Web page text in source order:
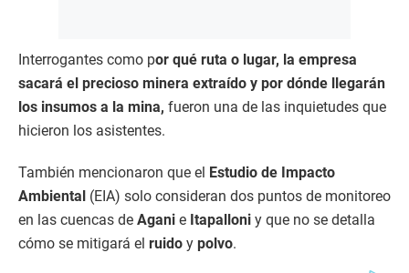
Interrogantes como por qué ruta o lugar, la empresa
sacará el precioso minera extraído y por dónde llegarán
los insumos a la mina, fueron una de las inquietudes que
hicieron los asistentes.
También mencionaron que el Estudio de Impacto
Ambiental (EIA) solo consideran dos puntos de monitoreo
en las cuencas de Agani e Itapalloni y que no se detalla
cómo se mitigará el ruido y polvo.